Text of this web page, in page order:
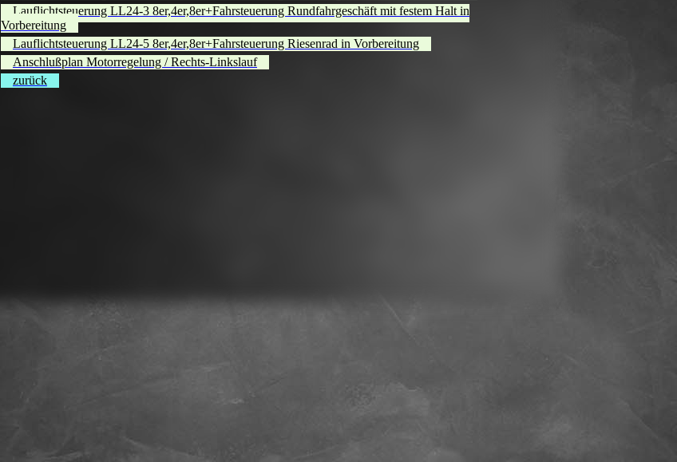
Lauflichtsteuerung LL24-3 8er,4er,8er+Fahrsteuerung Rundfahrgeschäft mit festem Halt in
Vorbereitung
Lauflichtsteuerung LL24-5 8er,4er,8er+Fahrsteuerung Riesenrad in Vorbereitung
Anschlußplan Motorregelung / Rechts-Linkslauf
zurück